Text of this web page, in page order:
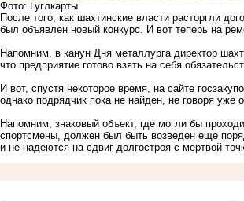
Фото: Гуглкарты
После того, как шахтинские власти расторгли
был объявлен новый конкурс. И вот теперь на
Напомним, в канун Дня металлурга директор
что предприятие готово взять на себя
И вот, спустя некоторое время, на сайте
однако подрядчик пока не найден, не говоря уже о
Напомним, знаковый объект, где могли бы
спортсмены, должен был быть возведен еще
и не надеются на сдвиг долгостроя с мертвой